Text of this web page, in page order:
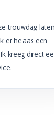
trouwdag laten
er helaas een
kreeg direct